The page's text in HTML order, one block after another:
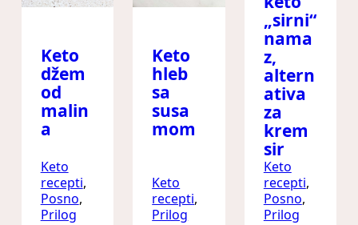
Keto
džem
od
malin
a
Keto
recepti
Posno
Prilog
Keto
hleb
sa
susa
mom
Keto
recepti
Prilog
„sirni“
nama
z,
altern
ativa
za
krem
sir
Keto
recepti
Posno
Prilog